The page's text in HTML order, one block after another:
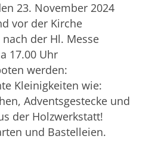
23. November 2024
vor der Kirche
der Hl. Messe
17.00 Uhr
werden:
Kleinigkeiten wie:
Adventsgestecke und
der Holzwerkstatt!
und Bastelleien.